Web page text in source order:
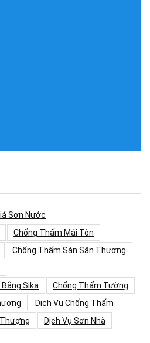
Sơn Nước
Chống Thấm Mái Tôn
Chống Thấm Sàn Sân Thượng
Sika
Chống Thấm Tường
Dịch Vụ Chống Thấm
Dịch Vụ Sơn Nhà